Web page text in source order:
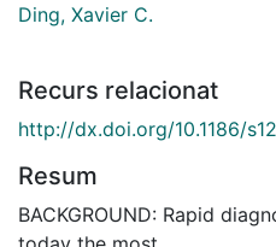
Ding, Xavier C.
Recurs relacionat
http://dx.doi.org/10.1186/
Resum
BACKGROUND: Rapid